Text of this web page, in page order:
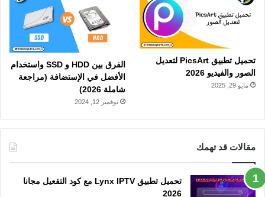
تحميل تطبيق PicsArt لتعديل
الصور والفيديو 2026
مايو 29, 2025
الفرق بين HDD و SSD واستخدام
الأفضل في الإستضافة (مراجعة
شاملة 2026)
نوفمبر 12, 2024
مقالات قد تهمك
تحميل تطبيق Lynx IPTV مع كود التفعيل مجانا
2026